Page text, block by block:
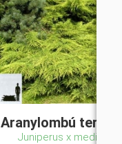
Aranylombú terülő
Juniperus x media 'Old